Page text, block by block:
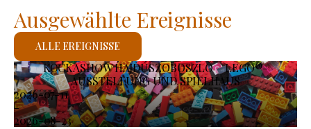
KOCKASHOW HAJDÚSZOBOSZLÓ – LEGO®-
AUSSTELLUNG UND SPIELHAUS
2026-07-11
-
2026-08-23
Ausgewählte Ereignisse
ALLE EREIGNISSE